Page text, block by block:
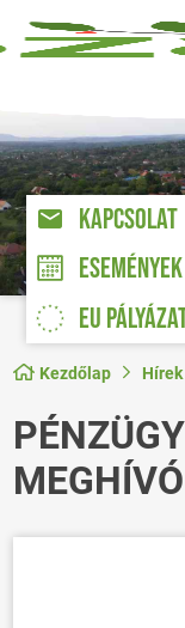
KAPCSOLAT
ESEMÉNYEK
EU
Kezdőlap Hírek